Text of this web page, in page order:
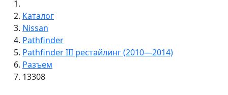
Каталог
Nissan
Pathfinder
Pathfinder III рестайлинг (2010—2014)
Разъем
13308